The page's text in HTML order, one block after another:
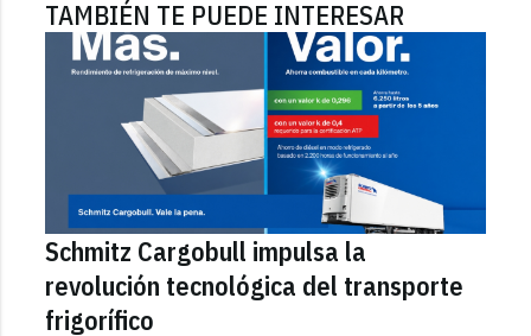
TAMBIÉN TE PUEDE INTERESAR
Schmitz Cargobull impulsa la
revolución tecnológica del transporte
frigorífico